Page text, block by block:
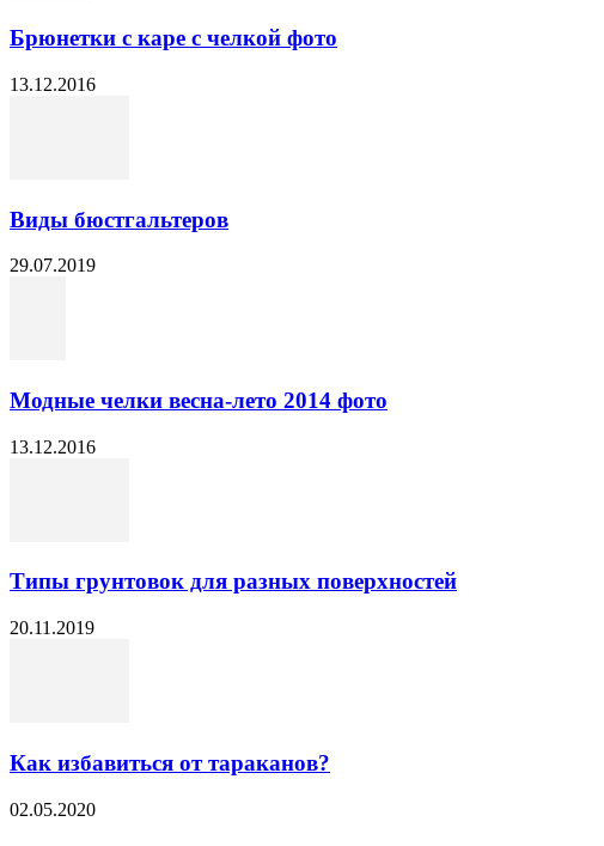
Брюнетки с каре с челкой фото
13.12.2016
Виды бюстгальтеров
29.07.2019
Модные челки весна-лето 2014 фото
13.12.2016
Типы грунтовок для разных поверхностей
20.11.2019
Как избавиться от тараканов?
02.05.2020